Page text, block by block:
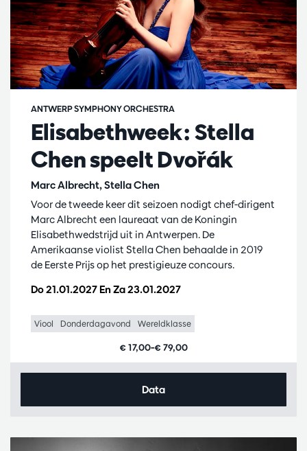
Elisabethweek: Stella
Chen speelt Dvořák
Marc Albrecht, Stella Chen
ANTWERP SYMPHONY ORCHESTRA
Do 21.01.2027 EnZa 23.01.2027
Voor de tweede keer dit seizoen nodigt chef-dirigent
Marc Albrecht een laureaat van de Koningin
Elisabethwedstrijd uit in Antwerpen. De
Amerikaanse violist Stella Chen behaalde in 2019
de Eerste Prijs op het prestigieuze concours.
Viool Donderdagavond Wereldklasse
€ 17,00–€ 79,00
Data